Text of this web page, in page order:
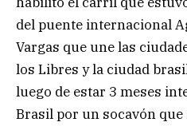
del puente internacional
Vargas que une las
los Libres y la ciudad
luego de estar 3 meses
Brasil por un socavón